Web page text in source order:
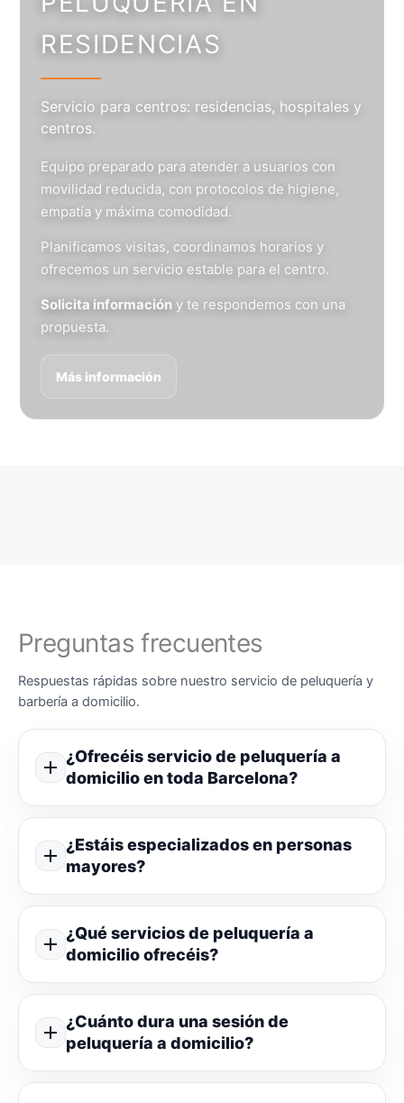
RESIDENCIAS
Servicio para centros: residencias, hospitales y
centros.
Equipo preparado para atender a usuarios con
movilidad reducida, con protocolos de higiene,
empatía y máxima comodidad.
Planificamos visitas, coordinamos horarios y
ofrecemos un servicio estable para el centro.
Solicita información y te respondemos con una
propuesta.
Más información
Preguntas frecuentes
Respuestas rápidas sobre nuestro servicio de peluquería y
barbería a domicilio.
¿Ofrecéis servicio de peluquería a
domicilio en toda Barcelona?
¿Estáis especializados en personas
mayores?
¿Qué servicios de peluquería a
domicilio ofrecéis?
¿Cuánto dura una sesión de
peluquería a domicilio?